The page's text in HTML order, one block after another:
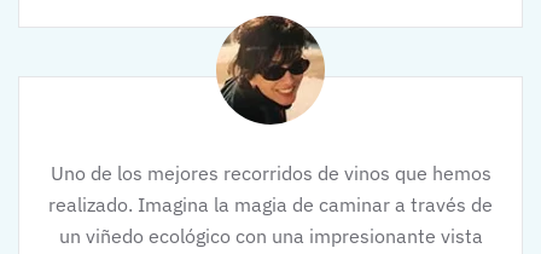
Uno de los mejores recorridos de vinos que hemos
realizado. Imagina la magia de caminar a través de
un viñedo ecológico con una impresionante vista